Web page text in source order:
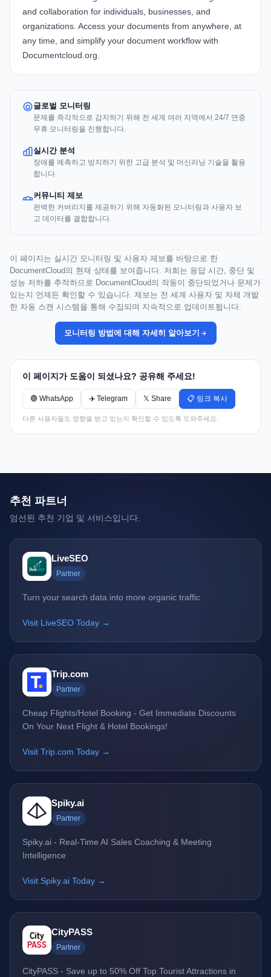
and collaboration for individuals, businesses, and
organizations. Access your documents from anywhere, at
any time, and simplify your document workflow with
Documentcloud.org.
글로벌 모니터링
문제를 즉각적으로 감지하기 위해 전 세계 여러 지역에서 24/7 연중
무휴 모니터링을 진행합니다.
실시간 분석
장애를 예측하고 방지하기 위한 고급 분석 및 머신러닝 기술을 활용
합니다.
커뮤니티 제보
완벽한 커버리지를 제공하기 위해 자동화된 모니터링과 사용자 보
고 데이터를 결합합니다.
이 페이지는 실시간 모니터링 및 사용자 제보를 바탕으로 한
DocumentCloud의 현재 상태를 보여줍니다. 저희는 응답 시간, 중단 및
성능 저하를 추적하므로 DocumentCloud의 작동이 중단되었거나 문제가
있는지 언제든 확인할 수 있습니다. 제보는 전 세계 사용자 및 자체 개발
한 자동 스캔 시스템을 통해 수집되며 지속적으로 업데이트됩니다.
모니터링 방법에 대해 자세히 알아보기
이 페이지가 도움이 되셨나요? 공유해 주세요!
🟢 WhatsApp ✈️ Telegram 𝕏 Share 📋 링크 복사
다른 사용자들도 영향을 받고 있는지 확인할 수 있도록 도와주세요.
추천 파트너
엄선된 추천 기업 및 서비스입니다.
LiveSEO
Partner
Turn your search data into more organic traffic
Visit LiveSEO Today →
Trip.com
Partner
Cheap Flights/Hotel Booking - Get Immediate Discounts
On Your Next Flight & Hotel Bookings!
Visit Trip.com Today →
Spiky.ai
Partner
Spiky.ai - Real-Time AI Sales Coaching & Meeting
Intelligence
Visit Spiky.ai Today →
CityPASS
Partner
CityPASS - Save up to 50% Off Top Tourist Attractions in